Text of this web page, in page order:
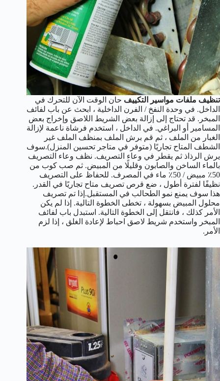
تنظيف ملفات مواسير التكييف حان الوقت الآن للتحرك في
الداخل. في وحدة النفخ / الفرن الداخلية ، ابحث عن باب لفائف
المبخر. قد تحتاج إلى إزالة بعض الشريط اللاصق وإخراج بعض
المسامير أو البراغي. في الداخل ، استخدم فرشاة ناعمة لإزالة
الغبار من الملف ، ثم قم برش الملف بمنظف الملف غير
الشطف المتاح تجاريًا (متوفر في متاجر تحسين المنزل).سوف
يرش الرذاذ ثم يقطر في وعاء التصريف. نظف وعاء التصريف
بالماء الساخن والصابون وقليلًا من المبيض. ثم صب كوب من
50٪ مبيض / 50٪ ماء في المصرف. للحفاظ على التصريف
نظيفًا لفترة أطول ، ضع قرص تصريف متاح تجاريًا في القدر.
هذا سوف يمنع نمو الطحالب في المستقبل.إذا تم تصريف
محلول المبيض بسهولة ، تخطى الخطوة التالية. إذا لم يكن
الأمر كذلك ، فانتقل إلى الخطوة التالية. استبدل باب لفائف
المبخر واستخدم شريط لاصق احباط لإعادة الغلق ، إذا لزم
الأمر.